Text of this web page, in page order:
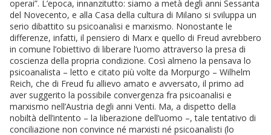
operai”. L’epoca, innanzitutto: siamo a metà degli anni Sessanta
del Novecento, e alla Casa della cultura di Milano si sviluppa un
serio dibattito su psicoanalisi e marxismo. Nonostante le
differenze, infatti, il pensiero di Marx e quello di Freud avrebbero
in comune l’obiettivo di liberare l’uomo attraverso la presa di
coscienza della propria condizione. Così almeno la pensava lo
psicoanalista – letto e citato più volte da Morpurgo – Wilhelm
Reich, che di Freud fu allievo amato e avversato, il primo ad
aver suggerito la possibile convergenza fra psicoanalisi e
marxismo nell’Austria degli anni Venti. Ma, a dispetto della
nobiltà dell’intento – la liberazione dell’uomo –, tale tentativo di
conciliazione non convince né marxisti né psicoanalisti (lo